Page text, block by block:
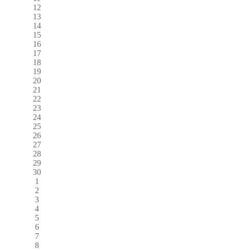
12
13
14
15
16
17
18
19
20
21
22
23
24
25
26
27
28
29
30
1
2
3
4
5
6
7
8